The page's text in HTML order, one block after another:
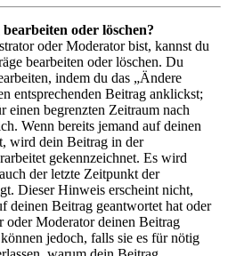
oder löschen?
oder Moderator bist, kannst du
bearbeiten oder löschen. Du
indem du das „Ändere
entsprechenden Beitrag anklickst;
einen begrenzten Zeitraum nach
Wenn bereits jemand auf deinen
wird dein Beitrag in der
gekennzeichnet. Es wird
der letzte Zeitpunkt der
Dieser Hinweis erscheint nicht,
deinen Beitrag geantwortet hat oder
oder Moderator deinen Beitrag
jedoch, falls sie es für nötig